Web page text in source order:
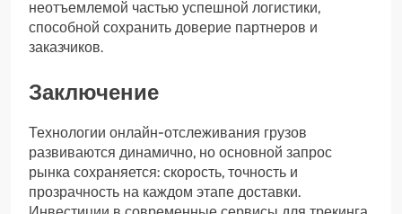
неотъемлемой частью успешной логистики,
способной сохранить доверие партнеров и
заказчиков.
Заключение
Технологии онлайн-отслеживания грузов
развиваются динамично, но основной запрос
рынка сохраняется: скорость, точность и
прозрачность на каждом этапе доставки.